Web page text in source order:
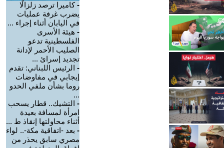
-كاميرا ترصد زلزالًا
يضرب غرفة عمليات
في اليابان أثناء إجراء ...
- هيئة الأسرى
الفلسطينية تدعو
الصليب الأحمر لإدانة
تجديد إسرائ ...
- الرئيس اللبناني: تقدم
إيجابي في مفاوضات
روما بشأن ملفي الحدو
...
- التشيك.. قطار يسحب
امرأة لمسافة بعيدة
أثناء محاولتها إنقاذ ط ...
- بعد -اتفاقية مكة-.. لواء
مصري سابق يحذر من